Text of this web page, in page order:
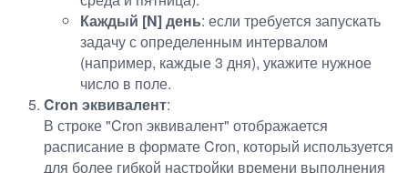
Каждый [N] день: если требуется запускать
задачу с определенным интервалом
(например, каждые 3 дня), укажите нужное
число в поле.
Cron эквивалент:
В строке "Cron эквивалент" отображается
расписание в формате Cron, который используется
для более гибкой настройки времени выполнения